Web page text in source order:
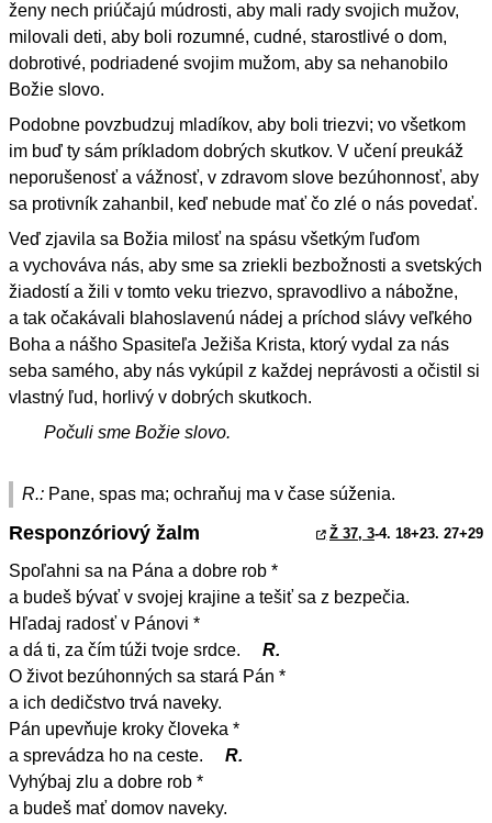
ženy nech priúčajú múdrosti, aby mali rady svojich mužov,
milovali deti, aby boli rozumné, cudné, starostlivé o dom,
dobrotivé, podriadené svojim mužom, aby sa nehanobilo
Božie slovo.
Podobne povzbudzuj mladíkov, aby boli triezvi; vo všetkom
im buď ty sám príkladom dobrých skutkov. V učení preukáž
neporušenosť a vážnosť, v zdravom slove bezúhonnosť, aby
sa protivník zahanbil, keď nebude mať čo zlé o nás povedať.
Veď zjavila sa Božia milosť na spásu všetkým ľuďom
a vychováva nás, aby sme sa zriekli bezbožnosti a svetských
žiadostí a žili v tomto veku triezvo, spravodlivo a nábožne,
a tak očakávali blahoslavenú nádej a príchod slávy veľkého
Boha a nášho Spasiteľa Ježiša Krista, ktorý vydal za nás
seba samého, aby nás vykúpil z každej neprávosti a očistil si
vlastný ľud, horlivý v dobrých skutkoch.
Počuli sme Božie slovo.
R.: Pane, spas ma; ochraňuj ma v čase súženia.
Responzóriový žalm Ž 37, 3-4. 18+23. 27+29
Spoľahni sa na Pána a dobre rob *
a budeš bývať v svojej krajine a tešiť sa z bezpečia.
Hľadaj radosť v Pánovi *
a dá ti, za čím túži tvoje srdce.
R.
O život bezúhonných sa stará Pán *
a ich dedičstvo trvá naveky.
Pán upevňuje kroky človeka *
a sprevádza ho na ceste.
R.
Vyhýbaj zlu a dobre rob *
a budeš mať domov naveky.